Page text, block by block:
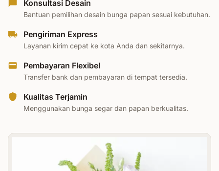
Konsultasi Desain
Bantuan pemilihan desain bunga papan sesuai kebutuhan.
Pengiriman Express
Layanan kirim cepat ke kota Anda dan sekitarnya.
Pembayaran Flexibel
Transfer bank dan pembayaran di tempat tersedia.
Kualitas Terjamin
Menggunakan bunga segar dan papan berkualitas.